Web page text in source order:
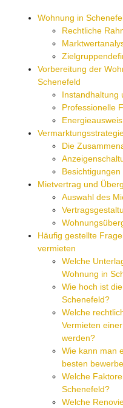
Wohnung in
Rechtliche
Vorbereitung der
Schenefeld
Instandhaltung
Professionelle
Die
Mietvertrag und
Auswahl des
Häufig gestellte
vermieten
Welche
Wohnung in
Wie hoch ist
Schenefeld?
Welche
Vermieten
werden?
Wie kann man
besten
Welche
Schenefeld?
Welche